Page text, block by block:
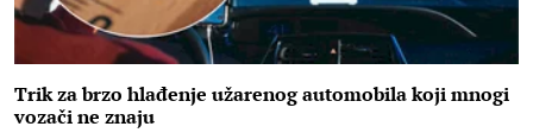
Trik za brzo hlađenje užarenog automobila koji mnogi
vozači ne znaju